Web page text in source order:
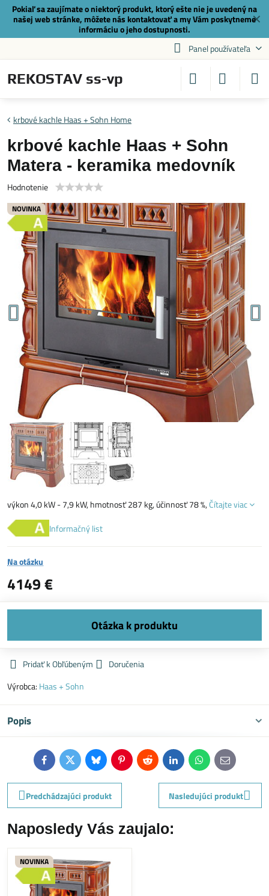
✕
Pokiaľ sa zaujímate o niektorý produkt, ktorý ešte nie je uvedený na
našej web stránke, môžete nás kontaktovaťa my Vám poskytneme
informáciu o jeho dostupnosti.
Panel používateľa
REKOSTAV ss-vp
NOVINKA
krbové kachle Haas + Sohn Home
krbové kachle Haas + Sohn
Matera - keramika medovník
Hodnotenie
výkon 4,0 kW - 7,9 kW, hmotnosť 287 kg, účinnosť 78 %,Čítajte viac
Informačný list
Na otázku
4149 €
Pridať k Obľúbeným
Doručenia
Výrobca: Haas + Sohn
Popis
FacebookTwitterBlueskyPinterestReddit LinkedInWhatsApp
E-
mail
Predchádzajúci produkt
Nasledujúci produkt
Naposledy Vás zaujalo:
NOVINKA